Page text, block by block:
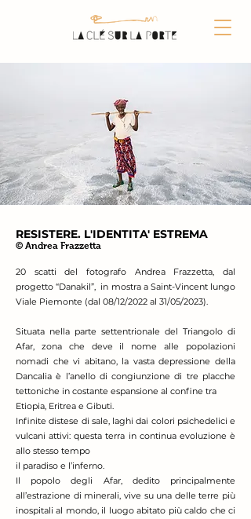
RESISTERE. L'IDENTITA' ESTREMA
© Andrea Frazzetta
20 scatti del fotografo Andrea Frazzetta, dal
progetto “Danakil”, in mostra a Saint-Vincent lungo
Viale Piemonte (dal 08/12/2022 al 31/05/2023).
Situata nella parte settentrionale del Triangolo di
Afar, zona che deve il nome alle popolazioni
nomadi che vi abitano, la vasta depressione della
Dancalia è l’anello di congiunzione di tre placche
tettoniche in costante espansione al confine tra
Etiopia, Eritrea e Gibuti.
Infinite distese di sale, laghi dai colori psichedelici e
vulcani attivi: questa terra in continua evoluzione è
allo stesso tempo
il paradiso e l’inferno.
Il popolo degli Afar, dedito principalmente
all’estrazione di minerali, vive su una delle terre più
inospitali al mondo, il luogo abitato più caldo che ci